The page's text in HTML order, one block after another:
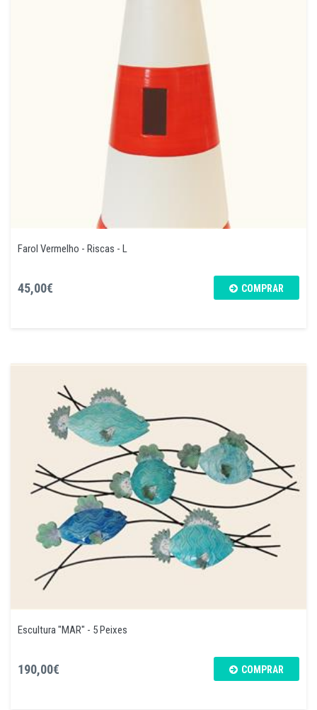
Farol Vermelho - Riscas - L
45,00€ COMPRAR
Escultura "MAR" - 5 Peixes
190,00€ COMPRAR